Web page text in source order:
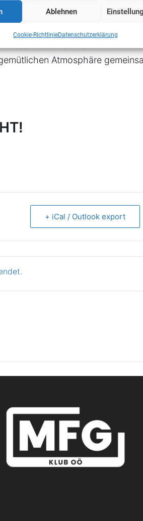
Ablehnen
Cookie-RichtlinieDatenschutzerklärung
bei Glühwein, Punsch und
Abschnitt zu erinnern.
Atmosphäre
+ iCal / Outlook export